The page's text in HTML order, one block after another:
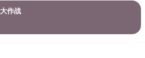
作战